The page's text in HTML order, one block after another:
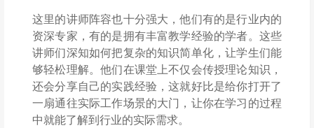
这里的讲师阵容也十分强大，他们有的是行业内的
资深专家，有的是拥有丰富教学经验的学者。这些
讲师们深知如何把复杂的知识简单化，让学生们能
够轻松理解。他们在课堂上不仅会传授理论知识，
还会分享自己的实践经验，这就好比是给你打开了
一扇通往实际工作场景的大门，让你在学习的过程
中就能了解到行业的实际需求。